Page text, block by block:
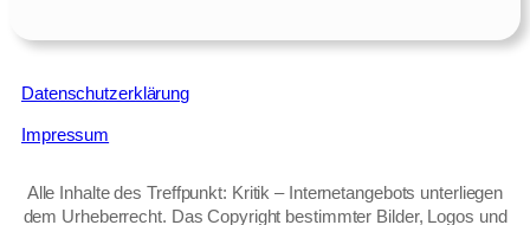
Datenschutzerklärung
Impressum
Alle Inhalte des Treffpunkt: Kritik – Internetangebots unterliegen
dem Urheberrecht. Das Copyright bestimmter Bilder, Logos und